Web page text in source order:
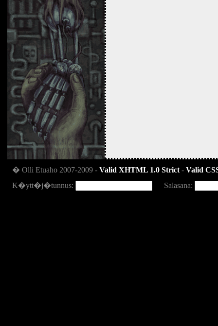
� Olli Etuaho 2007-2009 - Valid XHTML 1.0 Strict - Valid
K�ytt�j�tunnus:
Salasana: